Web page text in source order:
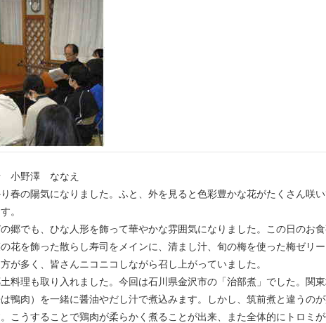
小野澤 ななえ
春の陽気になりました。ふと、外を見ると色彩豊かな花がたくさん咲
。
郷でも、ひな人形を飾って華やかな雰囲気になりました。この日のお
花を飾った散らし寿司をメインに、清まし汁、旬の梅を使った梅ゼリ
が多く、皆さんニコニコしながら召し上がっていました。
料理も取り入れました。今回は石川県金沢市の「治部煮」でした。関
鴨肉）を一緒に醤油やだし汁で煮込みます。しかし、筑前煮と違うの
こうすることで鶏肉が柔らかく煮ることが出来、また全体的にトロミ